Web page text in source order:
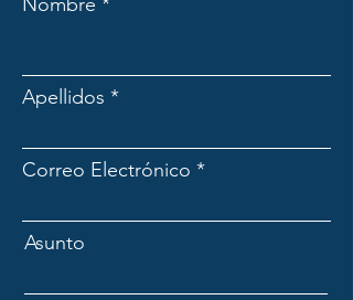
Apellidos
Correo Electrónico
Asunto